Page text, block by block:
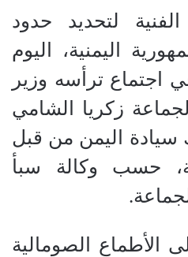
لتحديد حدود
اليمنية، اليوم
اجتماع ترأسه وزير
زكريا الشامي
سيادة اليمن من قبل
حسب وكالة سبأ
الأطماع الصومالية